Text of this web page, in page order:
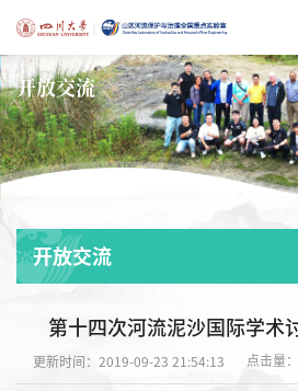
开放交流
开放交流
第十四次河流泥沙国际学术
更新时间：2019-09-23 21:54:13 点击量：